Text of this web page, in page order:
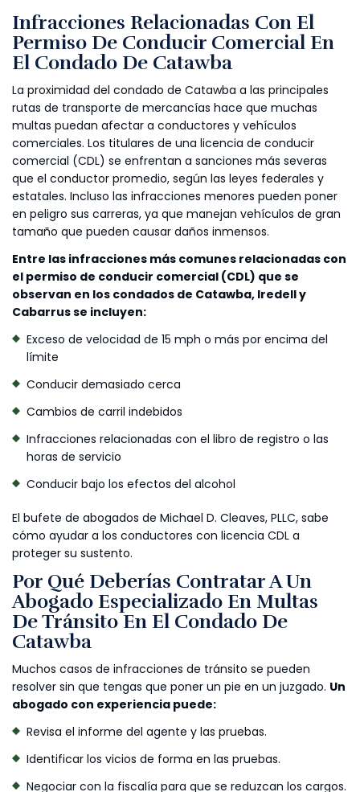
Infracciones Relacionadas Con El
Permiso De Conducir Comercial En
El Condado De Catawba
La proximidad del condado de Catawba a las principales
rutas de transporte de mercancías hace que muchas
multas puedan afectar a conductores y vehículos
comerciales. Los titulares de una licencia de conducir
comercial (CDL) se enfrentan a sanciones más severas
que el conductor promedio, según las leyes federales y
estatales. Incluso las infracciones menores pueden poner
en peligro sus carreras, ya que manejan vehículos de gran
tamaño que pueden causar daños inmensos.
Entre las infracciones más comunes relacionadas con
el permiso de conducir comercial (CDL) que se
observan en los condados de Catawba, Iredell y
Cabarrus se incluyen:
Exceso de velocidad de 15 mph o más por encima del
límite
Conducir demasiado cerca
Cambios de carril indebidos
Infracciones relacionadas con el libro de registro o las
horas de servicio
Conducir bajo los efectos del alcohol
El bufete de abogados de Michael D. Cleaves, PLLC, sabe
cómo ayudar a los conductores con licencia CDL a
proteger su sustento.
Por Qué Deberías Contratar A Un
Abogado Especializado En Multas
De Tránsito En El Condado De
Catawba
Muchos casos de infracciones de tránsito se pueden
resolver sin que tengas que poner un pie en un juzgado. Un
abogado con experiencia puede:
Revisa el informe del agente y las pruebas.
Identificar los vicios de forma en las pruebas.
Negociar con la fiscalía para que se reduzcan los cargos.